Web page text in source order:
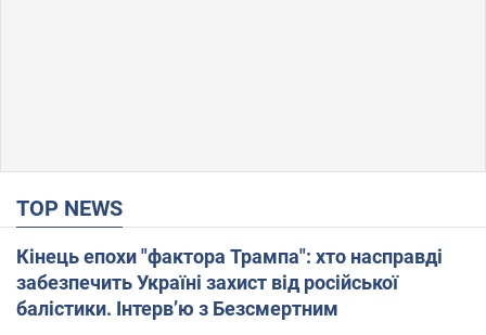
TOP NEWS
Кінець епохи "фактора Трампа": хто насправді
забезпечить Україні захист від російської
балістики. Інтерв’ю з Безсмертним